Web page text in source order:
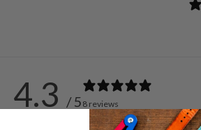
4.3 / 5 8 reviews